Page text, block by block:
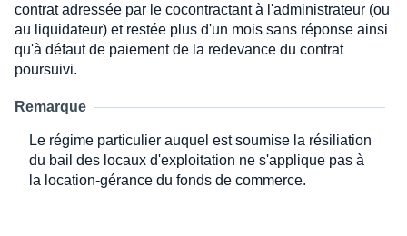
contrat adressée par le cocontractant à l'administrateur (ou
au liquidateur) et restée plus d'un mois sans réponse ainsi
qu'à défaut de paiement de la redevance du contrat
poursuivi.
Remarque
Le régime particulier auquel est soumise la résiliation
du bail des locaux d'exploitation ne s'applique pas à
la location-gérance du fonds de commerce.